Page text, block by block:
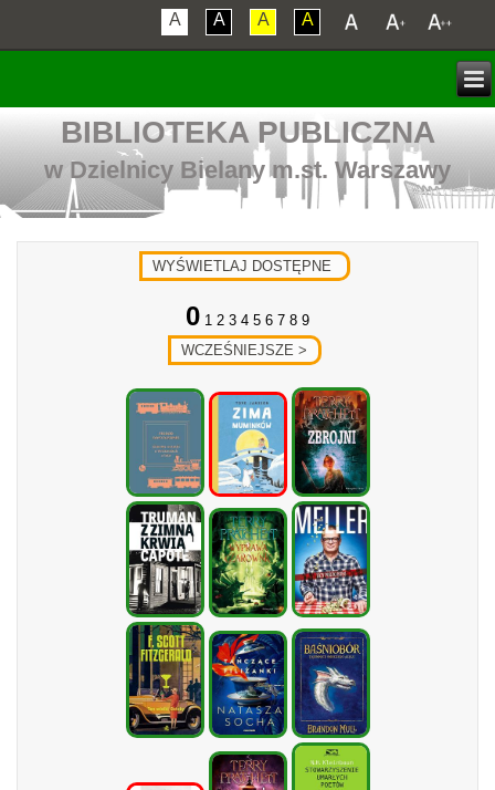
A A A A
BIBLIOTEKA PUBLICZNA
w Dzielnicy Bielany m.st. Warszawy
0 1 2 3 4 5 6 7 8 9